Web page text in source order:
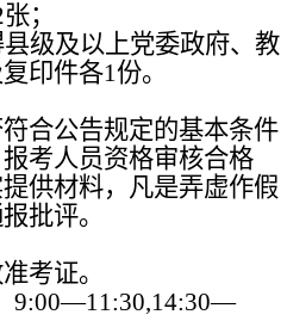
张；
县级及以上党委政府、教
复印件各1份。
合公告规定的基本条件
考人员资格审核合格
供材料，凡是弄虚作假
批评。
考证。
9:00—11:30,14:30—